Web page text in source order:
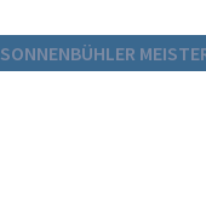
SONNENBÜHLER